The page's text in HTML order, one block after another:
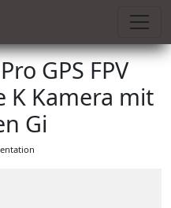
GPS FPV
K Kamera mit
Gi